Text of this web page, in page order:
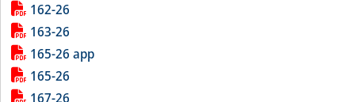
162-26
163-26
165-26 app
165-26
167-26